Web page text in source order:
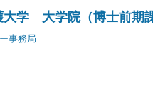
大学 大学院（博士前
事務局